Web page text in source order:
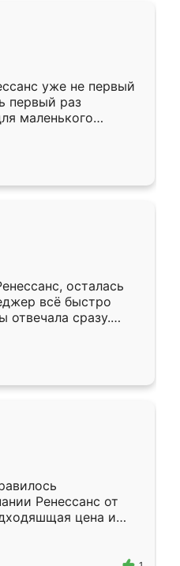
уже не первый
первый раз
маленького
,во второй раз
качеству очень
быстрая,
разнообразный.
то потребуется из
только здесь.
осталась
всё быстро
отвечала сразу.
подошёл к
Собрали
аккуратно, даже
Ренессанс от
цена и
Приехавший
Владислав